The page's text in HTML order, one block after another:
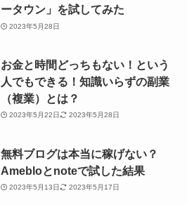
ータウン」を試してみた
2023年5月28日
お金と時間どっちもない！という
人でもできる！知識いらずの副業
（複業）とは？
2023年5月22日 2023年5月28日
無料ブログは本当に稼げない？
Amebloとnoteで試した結果
2023年5月13日 2023年5月17日